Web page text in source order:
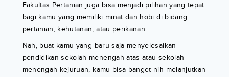
Fakultas Pertanian juga bisa menjadi pilihan yang tepat
bagi kamu yang memiliki minat dan hobi di bidang
pertanian, kehutanan, atau perikanan.
Nah, buat kamu yang baru saja menyelesaikan
pendidikan sekolah menengah atas atau sekolah
menengah kejuruan, kamu bisa banget nih melanjutkan